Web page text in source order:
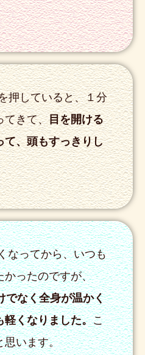
押していると、１分
てきて、目を開ける
て、頭もすっきりし
なってから、いつも
かったのですが、
でなく全身が温かく
軽くなりました。こ
思います。